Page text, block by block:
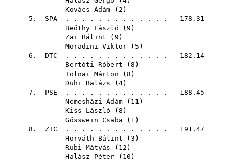
Kovács Ádám ( 2 )
5. SPA . . . . . . . . . . . . . 178.31
Beöthy László ( 9 )
Zai Bálint ( 9 )
Moradini Viktor ( 5 )
6. DTC . . . . . . . . . . . . . 182.14
Bertóti Róbert ( 8 )
Tolnai Márton ( 8 )
Duhi Balázs ( 4)
7. PSE . . . . . . . . . . . . . 188.45
Nemesházi Ádám ( 11 )
Kiss László ( 8 )
Gösswein Csaba ( 1 )
8. ZTC . . . . . . . . . . . . . 191.47
Horváth Bálint ( 3 )
Rubi Mátyás ( 12 )
Halász Péter ( 10 )